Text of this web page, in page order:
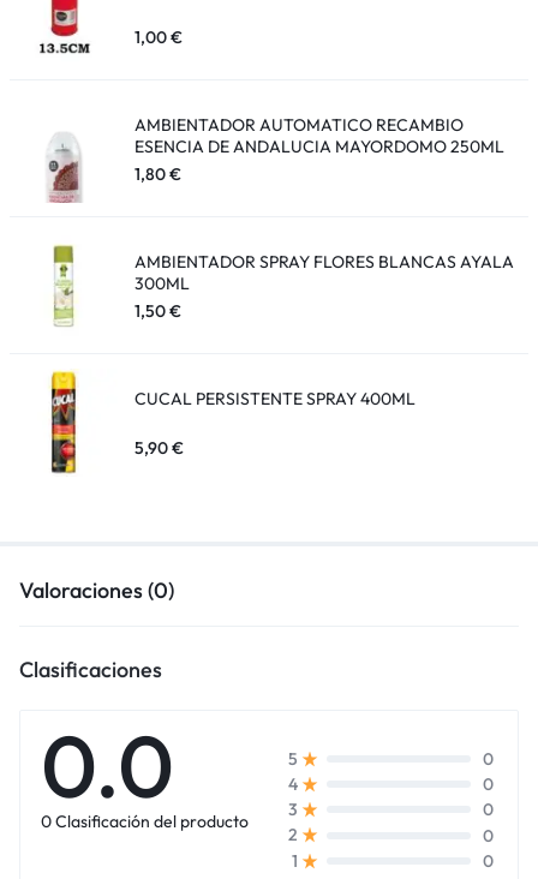
1,00€
AMBIENTADOR AUTOMATICO RECAMBIO
ESENCIA DE ANDALUCIA MAYORDOMO 250ML
1,80€
AMBIENTADOR SPRAY FLORES BLANCAS AYALA
300ML
1,50€
CUCAL PERSISTENTE SPRAY 400ML
5,90€
Valoraciones (0)
Clasificaciones
0.0
0 Clasificación del producto
5
0
4
0
3
0
2
0
1
0